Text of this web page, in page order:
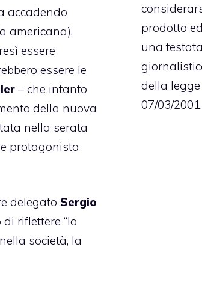
accadendo
americana),
essere
essere le
– che intanto
della nuova
nella serata
protagonista
delegato Sergio
riflettere “lo
società, la
prodotto
una testata
della legge
07/03/2001.